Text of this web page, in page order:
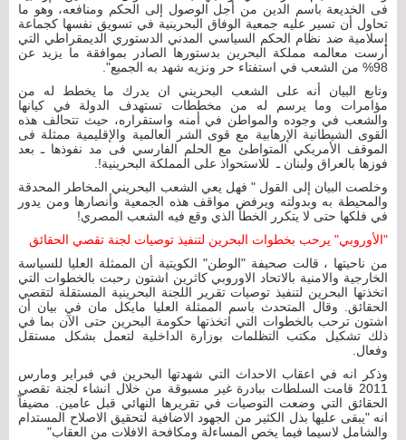
فى الخديعة باسم الدين من أجل الوصول إلى الحكم ومنافعه، وهو ما
تحاول أن تسير عليه جمعية الوفاق البحرينية في تسويق نفسها كجماعة
إسلامية ضد نظام الحكم السياسي المدني الدستوري الديمقراطي التي
أرست معالمه مملكة البحرين بدستورها الصادر بموافقة ما يزيد عن
98% من الشعب في استفتاء حر ونزيه شهد به الجميع".
وتابع البيان أنه على الشعب البحريني ان يدرك ما يخطط له من
مؤامرات وما يرسم له من مخططات تستهدف الدولة في كيانها
والشعب في وجوده والمواطن في أمنه واستقراره، حيث تتحالف هذه
القوى الشيطانية الإرهابية مع قوى الشر العالمية والإقليمية ممثلة فى
الموقف الأمريكي المتواطئ مع الحلم الفارسي فى مد نفوذها ـ بعد
فوزها بالعراق ولبنان ـ للاستحواذ على المملكة البحرينية!.
وخلصت البيان إلى القول " فهل يعي الشعب البحريني المخاطر المحدقة
والمحيطة به وبدولته ويرفض مواقف هذه الجمعية وأنصارها ومن يدور
في فلكها حتى لا يتكرر الخطأ الذي وقع فيه الشعب المصري!
"الأوروبي" يرحب بخطوات البحرين لتنفيذ توصيات لجنة تقصي الحقائق
من ناحيتها ، قالت صحيفة "الوطن" الكويتية أن الممثلة العليا للسياسة
الخارجية والامنية بالاتحاد الاوروبي كاثرين اشتون رحبت بالخطوات التي
اتخذتها البحرين لتنفيذ توصيات تقرير اللجنة البحرينية المستقلة لتقصي
الحقائق. وقال المتحدث باسم الممثلة العليا مايكل مان في بيان أن
اشتون ترحب بالخطوات التي اتخذتها حكومة البحرين حتى الآن بما في
ذلك تشكيل مكتب التظلمات بوزارة الداخلية لتعمل بشكل مستقل
وفعال.
وذكر انه في اعقاب الاحداث التي شهدتها البحرين في فبراير ومارس
2011 قامت السلطات ببادرة غير مسبوقة من خلال انشاء لجنة تقصي
الحقائق التي وضعت التوصيات في تقريرها النهائي قبل عامين. مضيفاً
انه "يبقى عليها بذل الكثير من الجهود الاضافية لتحقيق الاصلاح المستدام
والشامل لاسيما فيما يخص المساءلة ومكافحة الافلات من العقاب"